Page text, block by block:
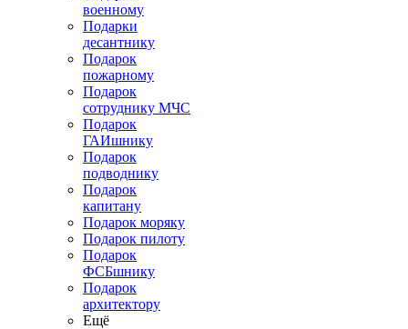
военному
Подарки
десантнику
Подарок
пожарному
Подарок
сотруднику МЧС
Подарок
ГАИшнику
Подарок
подводнику
Подарок
капитану
Подарок моряку
Подарок пилоту
Подарок
ФСБшнику
Подарок
архитектору
Ещё